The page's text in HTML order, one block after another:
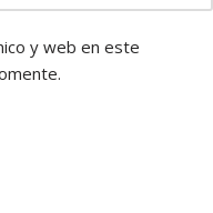
y web en este